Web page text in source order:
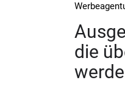
die